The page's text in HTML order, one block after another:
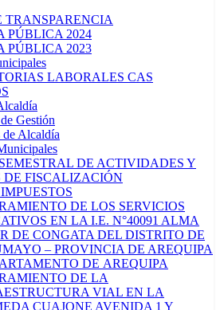
TRANSPARENCIA
PÚBLICA 2024
PÚBLICA 2023
LABORALES CAS
Gestión
de Alcaldía
DE ACTIVIDADES Y
DE FISCALIZACIÓN
DE LOS SERVICIOS
EN LA I.E. N°40091 ALMA
DE CONGATA DEL DISTRITO DE
– PROVINCIA DE AREQUIPA
DE AREQUIPA
DE LA
VIAL EN LA
CUAJONE AVENIDA 1 Y